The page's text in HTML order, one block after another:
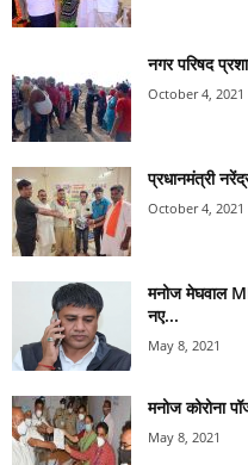
नगर परिषद
October 4, 2021
प्रधानमंत्री
October 4, 2021
मनोज मेघवाल
नए...
May 8, 2021
मनोज कोरोना
May 8, 2021